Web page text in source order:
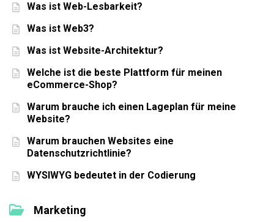
Was ist Web-Lesbarkeit?
Was ist Web3?
Was ist Website-Architektur?
Welche ist die beste Plattform für meinen
eCommerce-Shop?
Warum brauche ich einen Lageplan für meine
Website?
Warum brauchen Websites eine
Datenschutzrichtlinie?
WYSIWYG bedeutet in der Codierung
Marketing